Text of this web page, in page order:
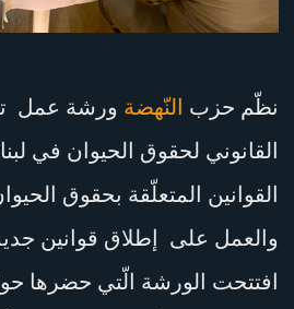
نظّم حزب النّهضة ورشة عمل
القانوني لحقوق الحيوان في
القوانين المتعلّقة بحقوق
والعمل على إطلاق قوانين
افتتحت الورشة الّتي حضرها